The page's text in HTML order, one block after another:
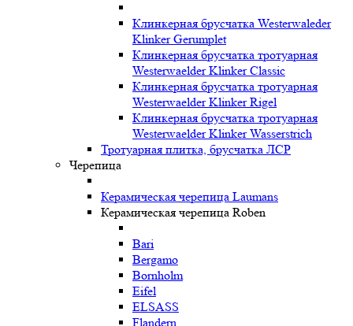
Клинкерная брусчатка Westerwaleder
Klinker Gerumplet
Клинкерная брусчатка тротуарная
Westerwaelder Klinker Classic
Клинкерная брусчатка тротуарная
Westerwaelder Klinker Rigel
Клинкерная брусчатка тротуарная
Westerwaelder Klinker Wasserstrich
Тротуарная плитка, брусчатка ЛСР
Черепица
Керамическая черепица Laumans
Керамическая черепица Roben
Bari
Bergamo
Bornholm
Eifel
ELSASS
Flandern